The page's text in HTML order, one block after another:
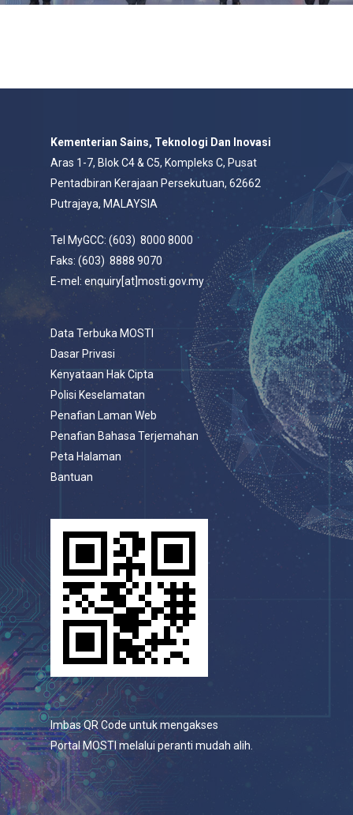
Kementerian Sains, Teknologi Dan Inovasi
Aras 1-7, Blok C4 & C5, Kompleks C, Pusat
Pentadbiran Kerajaan Persekutuan, 62662
Putrajaya, MALAYSIA
Tel MyGCC: (603) 8000 8000
Faks: (603) 8888 9070
E-mel: enquiry[at]mosti.gov.my
Data Terbuka MOSTI
Dasar Privasi
Kenyataan Hak Cipta
Polisi Keselamatan
Penafian Laman Web
Penafian Bahasa Terjemahan
Peta Halaman
Bantuan
Imbas QR Code untuk mengakses
Portal MOSTI melalui peranti mudah alih.